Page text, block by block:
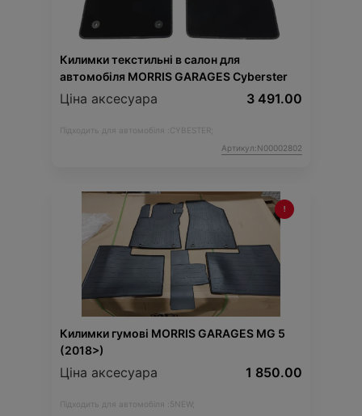
Килимки текстильні в салон для
автомобіля MORRIS GARAGES Cyberster
Ціна аксесуара 3 491.00
Підходить для автомобіля :CYBESTER;
Артикул:N00002802
Килимки гумові MORRIS GARAGES MG 5
(2018>)
Ціна аксесуара 1 850.00
Підходить для автомобіля :5NEW;